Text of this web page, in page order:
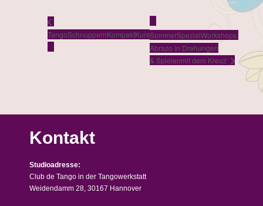
TangoSchnuppernKompaktKursSommerSpezialWorkshops:
Abrazo in Drehungen
& Spielenmit dem Kreuz
Kontakt
Studioadresse:
Club de Tango in der Tangowerkstatt
Weidendamm 28, 30167 Hannover